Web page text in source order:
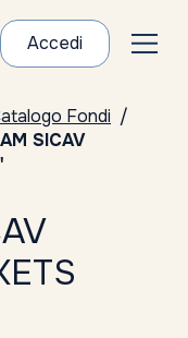
Accedi
Fondi
SICAV